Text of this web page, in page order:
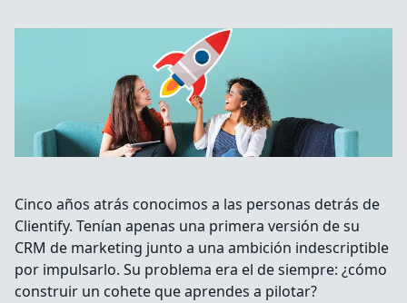
Cinco años atrás conocimos a las personas detrás de
Clientify. Tenían apenas una primera versión de su
CRM de marketing junto a una ambición indescriptible
por impulsarlo. Su problema era el de siempre: ¿cómo
construir un cohete que aprendes a pilotar?